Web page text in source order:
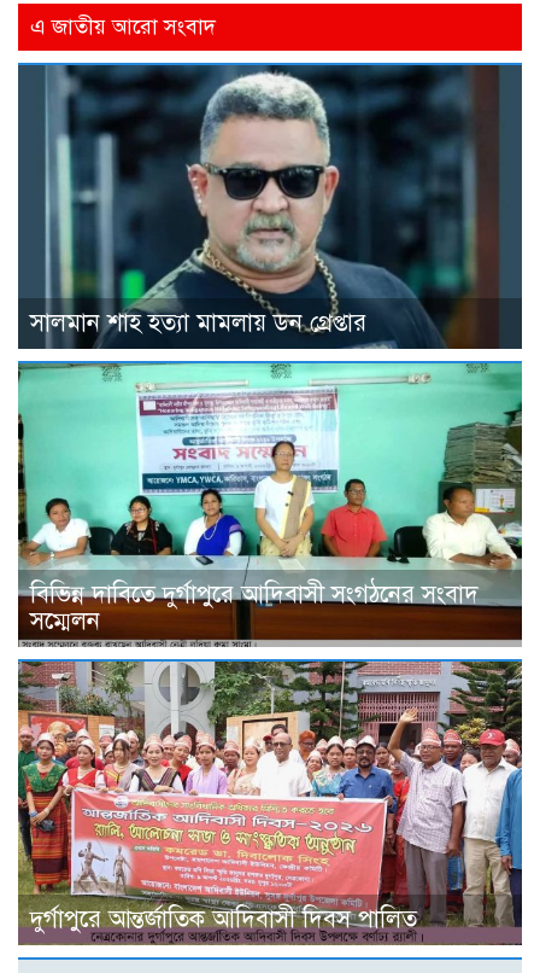
এ জাতীয় আরো সংবাদ
সালমান শাহ হত্যা মামলায় ডন গ্রেপ্তার
বিভিন্ন দাবিতে দুর্গাপুরে আদিবাসী সংগঠনের সংবাদ
সম্মেলন
দুর্গাপুরে আন্তর্জাতিক আদিবাসী দিবস পালিত